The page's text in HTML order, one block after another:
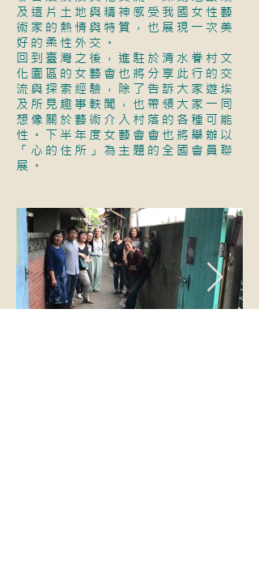
及這片土地與精神感受我國女性藝
術家的熱情與特質，也展現一次美
好的柔性外交。
回到臺灣之後，進駐於清水眷村文
化園區的女藝會也將分享此行的交
流與探索經驗，除了告訴大家遊埃
及所見趣事軼聞，也帶領大家一同
想像關於藝術介入村落的各種可能
性。下半年度女藝會會也將舉辦以
「心的住所」為主題的全國會員聯
展。